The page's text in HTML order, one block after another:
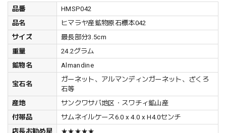
品番
HMSP042
品名
ヒマラヤ産鉱物原石標本042
サイズ
最長部分3.5cm
重量
24.2グラム
鉱物名
Almandine
宝石名
ガーネット、アルマンディンガーネット、ざくろ
石等
産地
サンクワサバ地区・スワチィ鉱山産
付帯品
サムネイルケース6.0 x 4.0 x H4.0センチ
店長お勧め星
★★★★★